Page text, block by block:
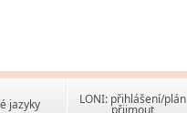
jazyky LONI: přihlášení/plán